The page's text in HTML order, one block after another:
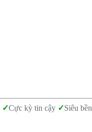
✓Cực kỳ tin cậy ✓Siêu bền